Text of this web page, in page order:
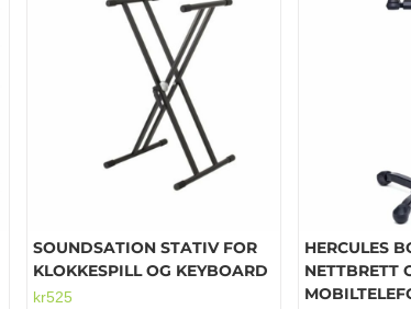
SOUNDSATION STATIV FOR
KLOKKESPILL OG KEYBOARD
kr525
HERCULES
NETTBRETT